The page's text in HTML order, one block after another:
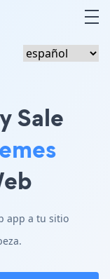
Sale
app a tu sitio